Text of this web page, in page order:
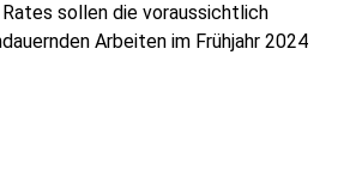
sollen die voraussichtlich
Arbeiten im Frühjahr 2024